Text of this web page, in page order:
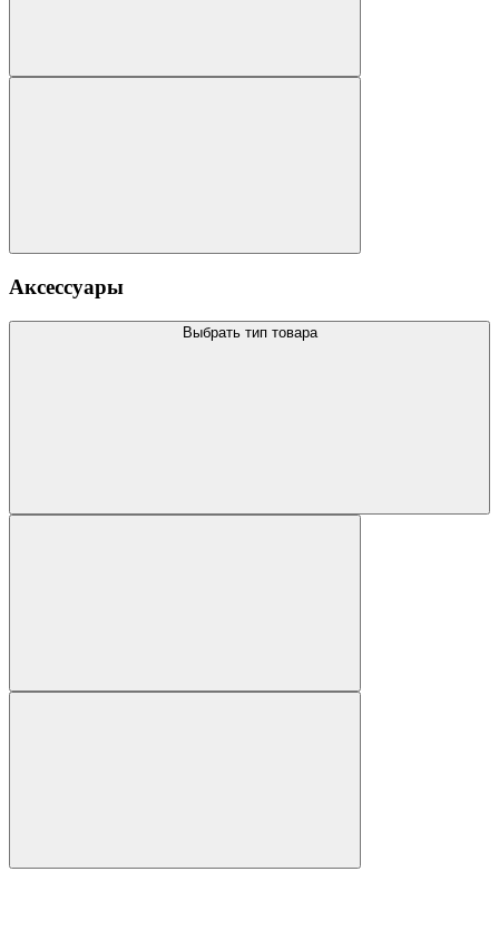
Аксессуары
Выбрать тип товара